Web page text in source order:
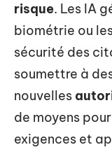
risque. Les IA
biométrie ou
sécurité des
soumettre à
nouvelles
de moyens
exigences et